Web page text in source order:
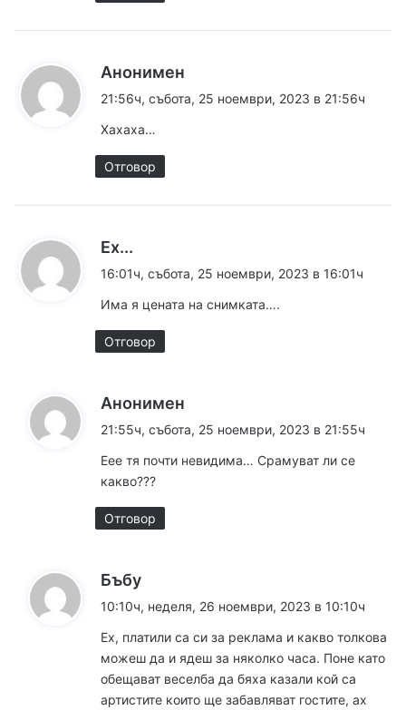
Анонимен
21:56ч, събота, 25 ноември, 2023 в 21:56ч
Хахаха…
Отговор
Ех...
а
:
16:01ч, събота, 25 ноември, 2023 в 16:01ч
Има я цената на снимката….
Отговор
Анонимен
а
21:55ч, събота, 25 ноември, 2023 в 21:55ч
Еее тя почти невидима… Срамуват ли се
какво???
Отговор
Бъбу
а
:
10:10ч, неделя, 26 ноември, 2023 в 10:10ч
Ех, платили са си за реклама и какво толкова
можеш да и ядеш за няколко часа. Поне като
обещават веселба да бяха казали кой са
артистите които ще забавляват гостите, ах